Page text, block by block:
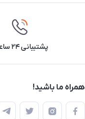
پشتیبانی ۲۴ ساعته
همراه ما باشید!